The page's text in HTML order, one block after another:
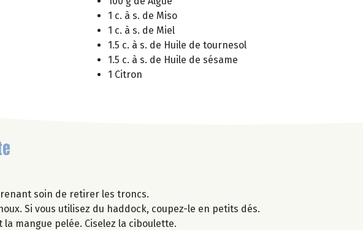
1 c. à s. de Miso
1 c. à s. de Miel
1.5 c. à s. de Huile de tournesol
1.5 c. à s. de Huile de sésame
1 Citron
soin de retirer les troncs.
Si vous utilisez du haddock, coupez-le en petits dés.
mangue pelée. Ciselez la ciboulette.